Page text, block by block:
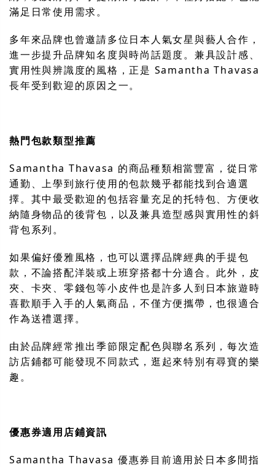
滿足日常使用需求。
多年來品牌也曾邀請多位日本人氣女星與藝人合作，
進一步提升品牌知名度與時尚話題度。兼具設計感、
實用性與辨識度的風格，正是 Samantha Thavasa
長年受到歡迎的原因之一。
熱門包款類型推薦
Samantha Thavasa 的商品種類相當豐富，從日常
通勤、上學到旅行使用的包款幾乎都能找到合適選
擇。其中最受歡迎的包括容量充足的托特包、方便收
納隨身物品的後背包，以及兼具造型感與實用性的斜
背包系列。
如果偏好優雅風格，也可以選擇品牌經典的手提包
款，不論搭配洋裝或上班穿搭都十分適合。此外，皮
夾、卡夾、零錢包等小皮件也是許多人到日本旅遊時
喜歡順手入手的人氣商品，不僅方便攜帶，也很適合
作為送禮選擇。
由於品牌經常推出季節限定配色與聯名系列，每次造
訪店鋪都可能發現不同款式，逛起來特別有尋寶的樂
趣。
優惠券適用店鋪資訊
Samantha Thavasa 優惠券目前適用於日本多間指